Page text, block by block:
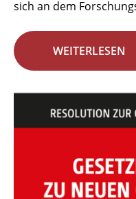
sich an dem
WEITERLESEN